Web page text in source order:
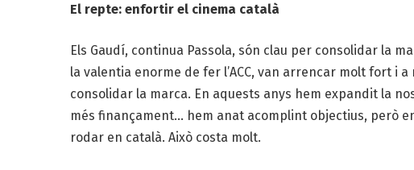
El repte: enfortir el cinema català
Els Gaudí, continua Passola, són clau per consolidar la
la valentia enorme de fer l’ACC, van arrencar molt fort i
consolidar la marca. En aquests anys hem expandit la
més finançament… hem anat acomplint objectius, però
rodar en català. Això costa molt.